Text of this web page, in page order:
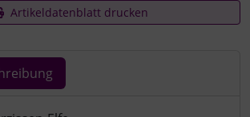
Artikeldatenblatt drucken